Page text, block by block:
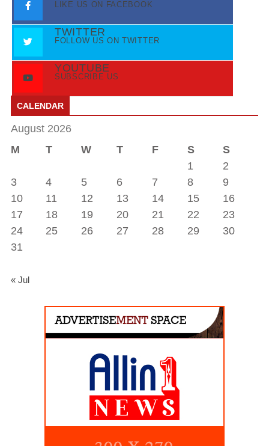
LIKE US ON FACEBOOK
TWITTER
FOLLOW US ON TWITTER
YOUTUBE
SUBSCRIBE US
CALENDAR
August 2026
M
T W T F S
S
1
2
3
4 5 6 7 8
9
10
11 12 13 14 15
16
17
18 19 20 21 22
23
24
25 26 27 28 29
30
31
« Jul